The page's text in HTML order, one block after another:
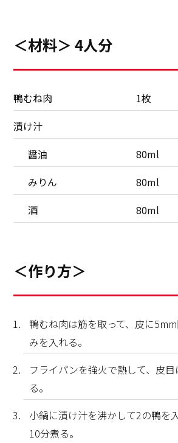
＜材料＞ 4人分
鴨むね肉
1枚
漬け汁
醤油
80ml
みりん
80ml
酒
80ml
＜作り方＞
鴨むね肉は筋を取って、皮に
みを入れる。
フライパンを強火で熱して、皮
る。
小鍋に漬け汁を沸かして2の鴨を
10分煮る。